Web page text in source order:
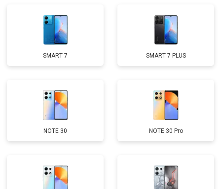
SMART 7 SMART 7 PLUS
NOTE 30 NOTE 30 Pro